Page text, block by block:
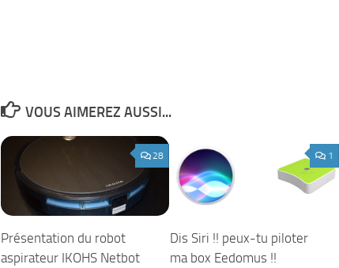
VOUS AIMEREZ AUSSI...
28
Présentation du robot
aspirateur IKOHS Netbot
1
Dis Siri !! peux-tu piloter
ma box Eedomus !!